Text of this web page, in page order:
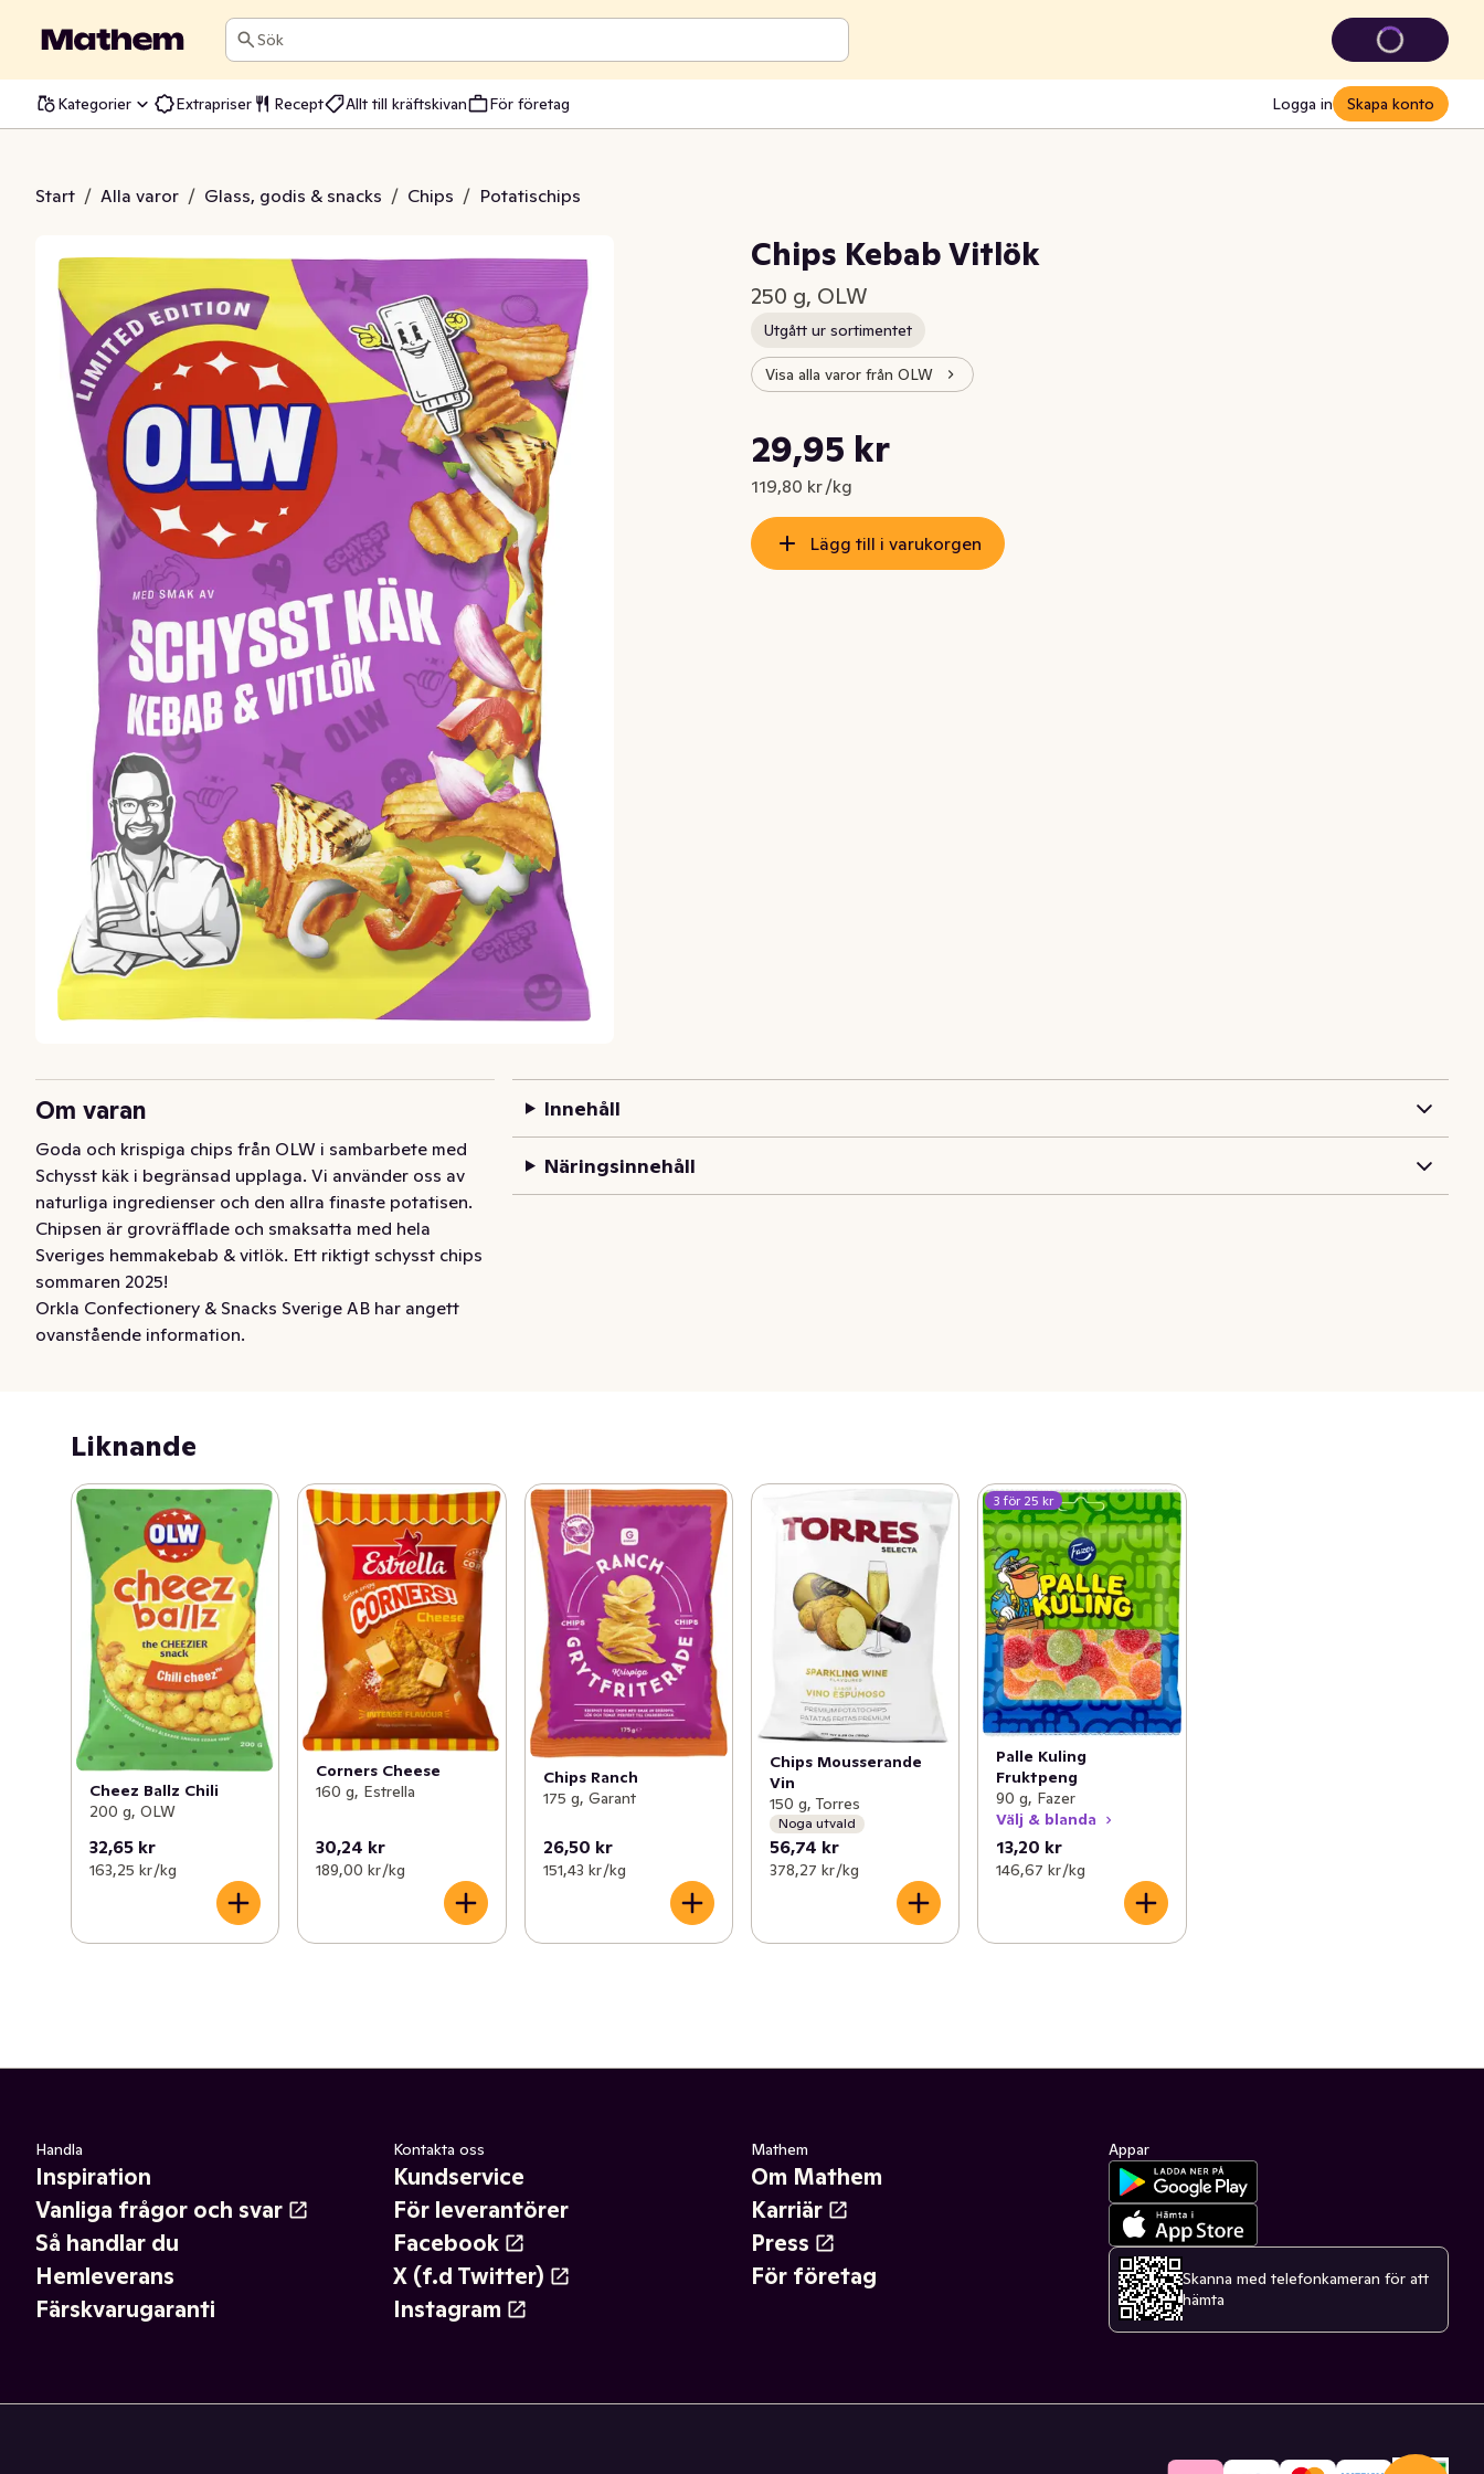
Sök
Kategorier Extrapriser Recept Allt till kräftskivan För företag Logga in Skapa konto
Start / Alla varor / Glass, godis & snacks / Chips / Potatischips
Kebab Vitlök
Chips Kebab Vitlök
250 g, OLW
Utgått ur sortimentet
Visa alla varor från OLW
Nuvarande pris är: 29,95 kr
29,95 kr
119,80 kr /kg
Styckpris: 119,80 kr /kg
Lägg till i varukorgen
Om varan
Goda och krispiga chips från OLW i sambarbete med
Schysst käk i begränsad upplaga. Vi använder oss av
naturliga ingredienser och den allra finaste potatisen.
Chipsen är grovräfflade och smaksatta med hela
Sveriges hemmakebab & vitlök. Ett riktigt schysst chips
sommaren 2025!
Orkla Confectionery & Snacks Sverige AB har angett
ovanstående information.
Innehåll
Näringsinnehåll
Liknande
Cheez Ballz Chili
200 g, OLW
32,65 kr
163,25 kr /kg
Corners Cheese
160 g, Estrella
30,24 kr
189,00 kr /kg
Chips Ranch
175 g, Garant
26,50 kr
151,43 kr /kg
Chips Mousserande
Vin
150 g, Torres
Noga utvald
56,74 kr
378,27 kr /kg
3 för 25 kr
Palle Kuling
Fruktpeng
90 g, Fazer
Välj & blanda
13,20 kr
146,67 kr /kg
Handla
Inspiration
Vanliga frågor och svar
Så handlar du
Hemleverans
Färskvarugaranti
Kontakta oss
Kundservice
För leverantörer
Facebook
X (f.d Twitter)
Instagram
Mathem
Om Mathem
Karriär
Press
För företag
Appar
Skanna med telefonkameran för att
hämta